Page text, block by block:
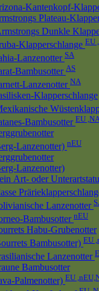
Kantenkopf-
Plateau-
Dunkle
Klapperschlange EU
Lanzenotter SA
Bambusotter AS
LanzenotterNA
Klapperschlange
BambusotterEU
Lanzenotter) nEU
Lanzenotter)
Art- oder
Lanzenotter
Bambusotter nEU
Habu-Grubenotter
Bambusotter) EU
Lanzenotter
Bambusotter
Palmenotter) EU